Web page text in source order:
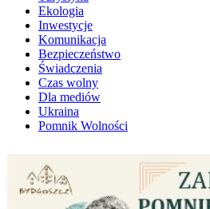
Ekologia
Inwestycje
Komunikacja
Bezpieczeństwo
Świadczenia
Czas wolny
Dla mediów
Ukraina
Pomnik Wolności